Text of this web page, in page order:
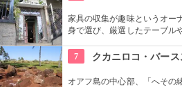
家具の収集が趣味というオー
身で選び、厳選したテーブル
併設しています。そんな広く
イーツ、サンドイッチなども
7 クカニロコ・バー
オアフ島の中心部、「へその